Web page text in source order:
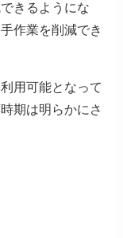
きるようにな
作業を削減でき
用可能となって
期は明らかにさ